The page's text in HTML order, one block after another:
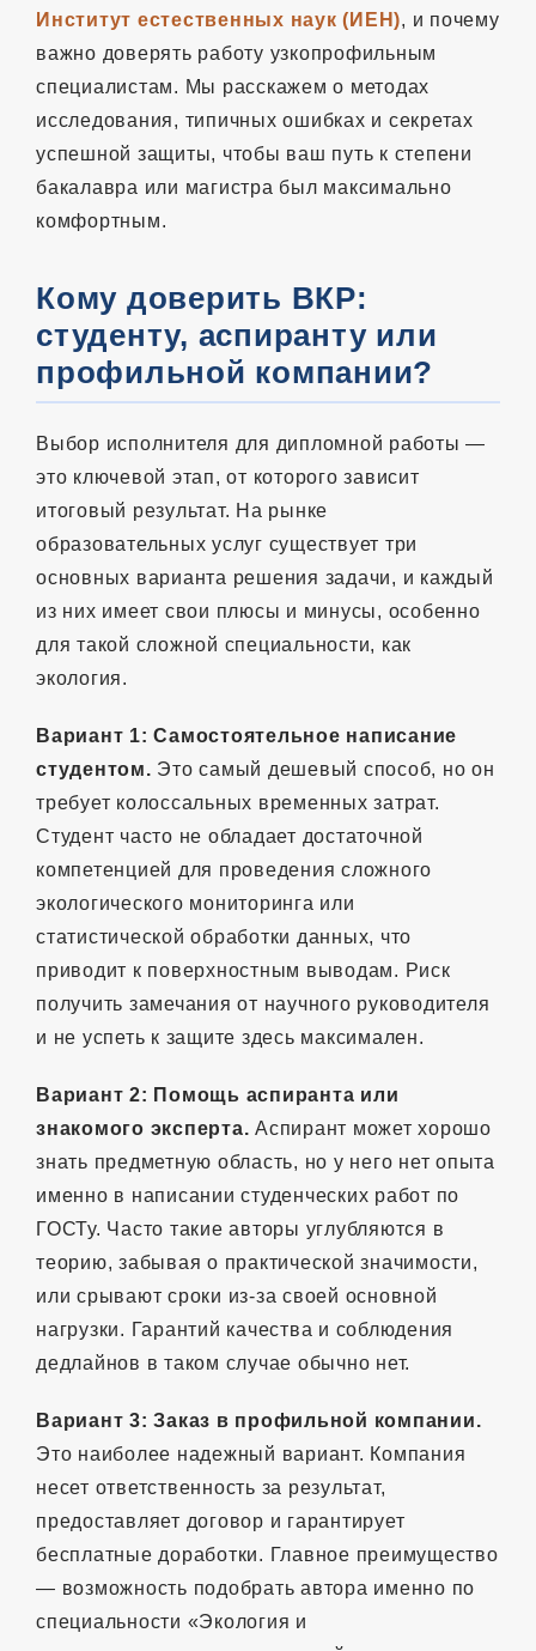
Институт естественных наук (ИЕН), и почему
важно доверять работу узкопрофильным
специалистам. Мы расскажем о методах
исследования, типичных ошибках и секретах
успешной защиты, чтобы ваш путь к степени
бакалавра или магистра был максимально
комфортным.
Кому доверить ВКР:
студенту, аспиранту или
профильной компании?
Выбор исполнителя для дипломной работы —
это ключевой этап, от которого зависит
итоговый результат. На рынке
образовательных услуг существует три
основных варианта решения задачи, и каждый
из них имеет свои плюсы и минусы, особенно
для такой сложной специальности, как
экология.
Вариант 1: Самостоятельное написание
студентом. Это самый дешевый способ, но он
требует колоссальных временных затрат.
Студент часто не обладает достаточной
компетенцией для проведения сложного
экологического мониторинга или
статистической обработки данных, что
приводит к поверхностным выводам. Риск
получить замечания от научного руководителя
и не успеть к защите здесь максимален.
Вариант 2: Помощь аспиранта или
знакомого эксперта. Аспирант может хорошо
знать предметную область, но у него нет опыта
именно в написании студенческих работ по
ГОСТу. Часто такие авторы углубляются в
теорию, забывая о практической значимости,
или срывают сроки из-за своей основной
нагрузки. Гарантий качества и соблюдения
дедлайнов в таком случае обычно нет.
Вариант 3: Заказ в профильной компании.
Это наиболее надежный вариант. Компания
несет ответственность за результат,
предоставляет договор и гарантирует
бесплатные доработки. Главное преимущество
— возможность подобрать автора именно по
специальности «Экология и